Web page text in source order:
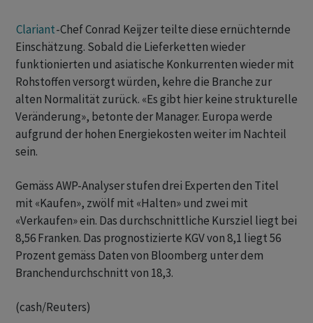
Clariant-Chef Conrad Keijzer teilte diese ernüchternde
Einschätzung. Sobald die Lieferketten wieder
funktionierten und asiatische Konkurrenten wieder mit
‌Rohstoffen versorgt würden, kehre die Branche zur
alten Normalität zurück. «Es gibt hier keine strukturelle
Veränderung», betonte der Manager. Europa werde
aufgrund der hohen Energiekosten weiter ​im Nachteil
sein.
Gemäss AWP-Analyser stufen drei Experten den Titel
mit «Kaufen», zwölf mit «Halten» und zwei mit
«Verkaufen» ein. Das durchschnittliche Kursziel liegt bei
8,56 Franken. Das prognostizierte KGV von 8,1 liegt 56
Prozent gemäss Daten von Bloomberg unter dem
Branchendurchschnitt von 18,3.
(cash/Reuters)